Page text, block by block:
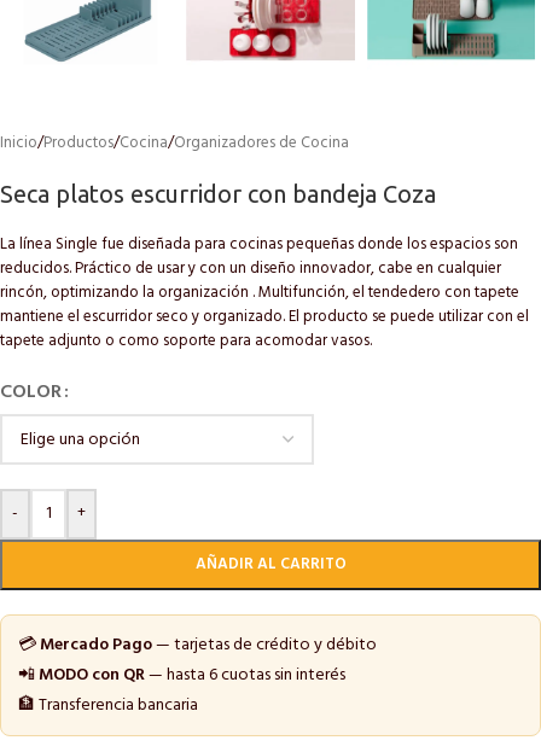
Inicio/Productos/Cocina/Organizadores de Cocina
Seca platos escurridor con bandeja Coza
La línea Single fue diseñada para cocinas pequeñas donde los espacios son
reducidos. Práctico de usar y con un diseño innovador, cabe en cualquier
rincón, optimizando la organización . Multifunción, el tendedero con tapete
mantiene el escurridor seco y organizado. El producto se puede utilizar con el
tapete adjunto o como soporte para acomodar vasos.
COLOR
-
+
AÑADIR AL CARRITO
💳Mercado Pago— tarjetas de crédito y débito
📲MODO con QR— hasta 6 cuotas sin interés
🏦 Transferencia bancaria